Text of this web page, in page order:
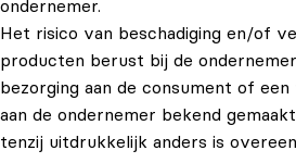
ondernemer.
Het risico van beschadiging en/of
producten berust bij de
bezorging aan de consument of
aan de ondernemer bekend
tenzij uitdrukkelijk anders is